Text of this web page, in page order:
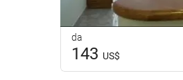
da
143 US$